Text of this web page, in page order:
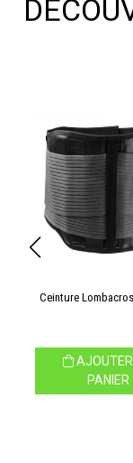
Ceinture
PANIER